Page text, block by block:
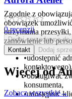
Zgodnie z
obowiązek
otrzymania
zamówienie lub
•udostępnić
kontaktowego),
•obsługiwać
konsumenta,
•udostępnić
0recenzji
Dodaj sprzedawcę do
Kontakt
Dodaj
Więcej od
Zobacz wszystkie→